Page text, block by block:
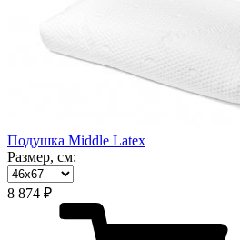
Подушка Middle Latex
Размер, см:
8 874 ₽